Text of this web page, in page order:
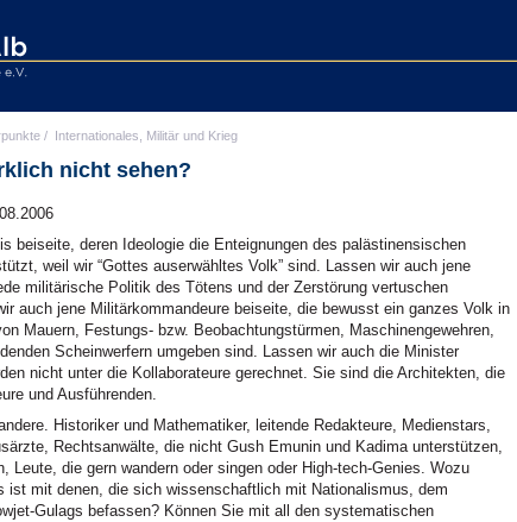
/ Internationales, Militär und Krieg
nicht sehen?
beiseite, deren Ideologie die Enteignungen des palästinensischen
weil wir “Gottes auserwähltes Volk” sind. Lassen wir auch jene
militärische Politik des Tötens und der Zerstörung vertuschen
auch jene Militärkommandeure beiseite, die bewusst ein ganzes Volk in
Mauern, Festungs- bzw. Beobachtungstürmen, Maschinengewehren,
Scheinwerfern umgeben sind. Lassen wir auch die Minister
nicht unter die Kollaborateure gerechnet. Sie sind die Architekten, die
und Ausführenden.
Historiker und Mathematiker, leitende Redakteure, Medienstars,
Rechtsanwälte, die nicht Gush Emunin und Kadima unterstützen,
Leute, die gern wandern oder singen oder High-tech-Genies. Wozu
ist mit denen, die sich wissenschaftlich mit Nationalismus, dem
Gulags befassen? Können Sie mit all den systematischen